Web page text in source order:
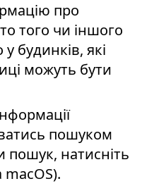
про
того чи іншого
будинків, які
можуть бути
пошуком
пошук, натисніть
macOS).